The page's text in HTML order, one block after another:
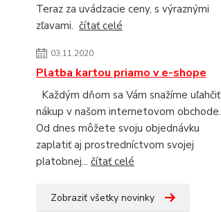
Teraz za uvádzacie ceny, s výraznými
zľavami. čítať celé
03.11.2020
Platba kartou priamo v e-shope
Každým dňom sa Vám snažíme uľahčiť
nákup v našom internetovom obchode.
Od dnes môžete svoju objednávku
zaplatiť aj prostredníctvom svojej
platobnej... čítať celé
Zobraziť všetky novinky